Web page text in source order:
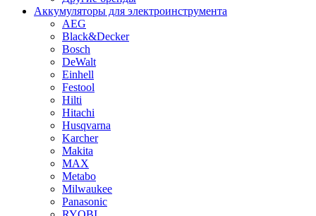
Аккумуляторы для электроинструмента
AEG
Black&Decker
Bosch
DeWalt
Einhell
Festool
Hilti
Hitachi
Husqvarna
Karcher
Makita
MAX
Metabo
Milwaukee
Panasonic